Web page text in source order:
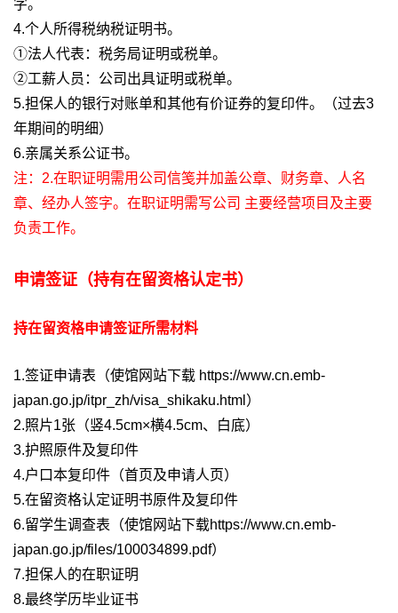
字。
4.个人所得税纳税证明书。
①法人代表：税务局证明或税单。
②工薪人员：公司出具证明或税单。
5.担保人的银行对账单和其他有价证券的复印件。（过去3
年期间的明细）
6.亲属关系公证书。
注：2.在职证明需用公司信笺并加盖公章、财务章、人名
章、经办人签字。在职证明需写公司 主要经营项目及主要
负责工作。
申请签证（持有在留资格认定书）
持在留资格申请签证所需材料
1.签证申请表（使馆网站下载 https://www.cn.emb-
japan.go.jp/itpr_zh/visa_shikaku.html）
2.照片1张（竖4.5cm×横4.5cm、白底）
3.护照原件及复印件
4.户口本复印件（首页及申请人页）
5.在留资格认定证明书原件及复印件
6.留学生调查表（使馆网站下载https://www.cn.emb-
japan.go.jp/files/100034899.pdf）
7.担保人的在职证明
8.最终学历毕业证书